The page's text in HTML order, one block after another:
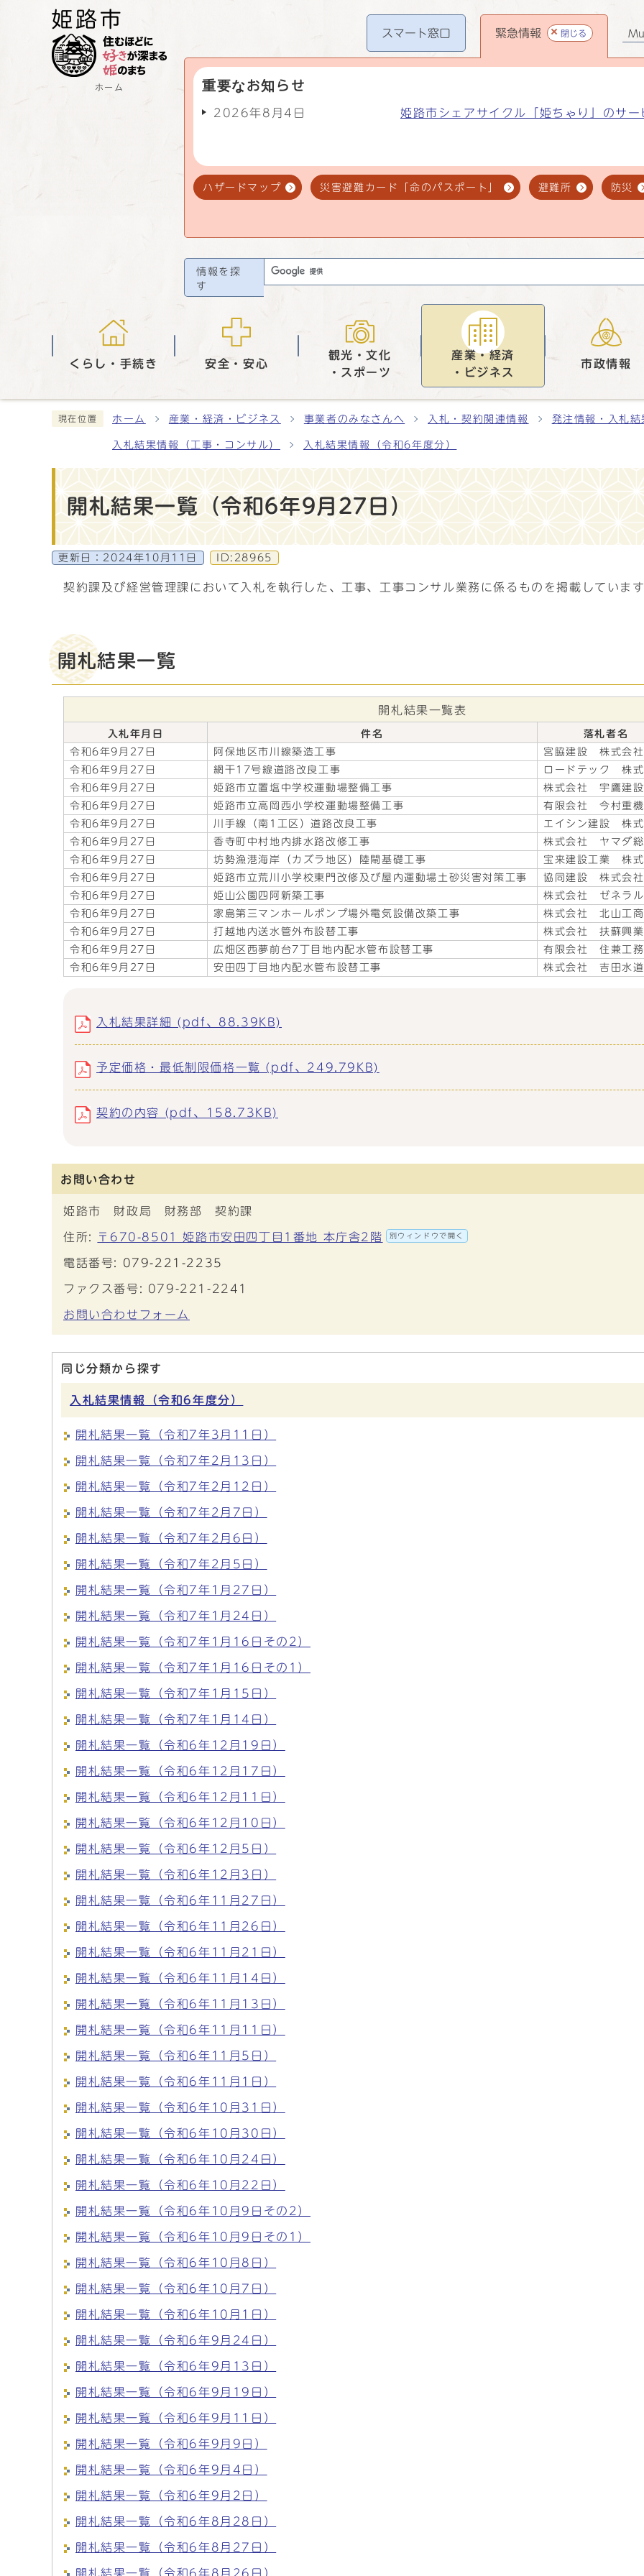
ホーム
スマート窓口 緊急情報 閉じる
重要なお知らせ
2026年8月4日 姫路市シェアサイクル「姫ちゃり」のサ
ハザードマップ 災害避難カード「命のパスポート」 避難所 防災
情報を探
す
くらし・手続き 安全・安心
観光・文化
・スポーツ
産業・経済
・ビジネス
市政情報
現在位置 ホーム 産業・経済・ビジネス 事業者のみなさんへ 入札・契約関連情報 発注情報・入札結
入札結果情報（工事・コンサル） 入札結果情報（令和6年度分）
開札結果一覧（令和6年9月27日）
更新日： 2024年10月11日 ID:28965
契約課及び経営管理課において入札を執行した、工事、工事コンサル業務に係るものを掲載しています
開札結果一覧
開札結果一覧表
入札年月日 件名 落札者名
令和6年9月27日
阿保地区市川線築造工事 宮脇建設 株式会社
令和6年9月27日
網干17号線道路改良工事 ロードテック 株式
令和6年9月27日
姫路市立置塩中学校運動場整備工事 株式会社 宇鷹建設
令和6年9月27日
姫路市立高岡西小学校運動場整備工事 有限会社 今村重機
令和6年9月27日
川手線（南1工区）道路改良工事 エイシン建設 株式
令和6年9月27日
香寺町中村地内排水路改修工事 株式会社 ヤマダ総
令和6年9月27日
坊勢漁港海岸（カズラ地区）陸閘基礎工事 宝来建設工業 株式
令和6年9月27日
姫路市立荒川小学校東門改修及び屋内運動場土砂災害対策工事 協同建設 株式会社
令和6年9月27日
姫山公園四阿新築工事 株式会社 ゼネラル
令和6年9月27日
家島第三マンホールポンプ場外電気設備改築工事 株式会社 北山工商
令和6年9月27日
打越地内送水管外布設替工事 株式会社 扶蘇興業
令和6年9月27日
広畑区西夢前台7丁目地内配水管布設替工事 有限会社 住兼工務
令和6年9月27日
安田四丁目地内配水管布設替工事 株式会社 吉田水道
入札結果詳細 (pdf、88.39KB)
予定価格・最低制限価格一覧 (pdf、249.79KB)
契約の内容 (pdf、158.73KB)
お問い合わせ
姫路市 財政局 財務部 契約課
住所: 〒670-8501 姫路市安田四丁目1番地 本庁舎2階 別ウィンドウで開く
電話番号: 079-221-2235
ファクス番号: 079-221-2241
お問い合わせフォーム
同じ分類から探す
入札結果情報（令和6年度分）
開札結果一覧（令和7年3月11日）
開札結果一覧（令和7年2月13日）
開札結果一覧（令和7年2月12日）
開札結果一覧（令和7年2月7日）
開札結果一覧（令和7年2月6日）
開札結果一覧（令和7年2月5日）
開札結果一覧（令和7年1月27日）
開札結果一覧（令和7年1月24日）
開札結果一覧（令和7年1月16日その2）
開札結果一覧（令和7年1月16日その1）
開札結果一覧（令和7年1月15日）
開札結果一覧（令和7年1月14日）
開札結果一覧（令和6年12月19日）
開札結果一覧（令和6年12月17日）
開札結果一覧（令和6年12月11日）
開札結果一覧（令和6年12月10日）
開札結果一覧（令和6年12月5日）
開札結果一覧（令和6年12月3日）
開札結果一覧（令和6年11月27日）
開札結果一覧（令和6年11月26日）
開札結果一覧（令和6年11月21日）
開札結果一覧（令和6年11月14日）
開札結果一覧（令和6年11月13日）
開札結果一覧（令和6年11月11日）
開札結果一覧（令和6年11月5日）
開札結果一覧（令和6年11月1日）
開札結果一覧（令和6年10月31日）
開札結果一覧（令和6年10月30日）
開札結果一覧（令和6年10月24日）
開札結果一覧（令和6年10月22日）
開札結果一覧（令和6年10月9日その2）
開札結果一覧（令和6年10月9日その1）
開札結果一覧（令和6年10月8日）
開札結果一覧（令和6年10月7日）
開札結果一覧（令和6年10月1日）
開札結果一覧（令和6年9月24日）
開札結果一覧（令和6年9月13日）
開札結果一覧（令和6年9月19日）
開札結果一覧（令和6年9月11日）
開札結果一覧（令和6年9月9日）
開札結果一覧（令和6年9月4日）
開札結果一覧（令和6年9月2日）
開札結果一覧（令和6年8月28日）
開札結果一覧（令和6年8月27日）
開札結果一覧（令和6年8月26日）